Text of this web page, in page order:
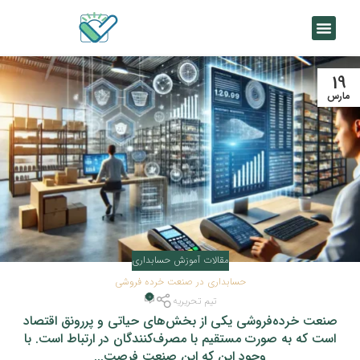
19
مارس
مقالات آموزش حسابداری
حسابداری در صنعت خرده‌ فروشی
تیم تحریریه
0
صنعت خرده‌فروشی یکی از بخش‌های حیاتی و پررونق اقتصاد
است که به صورت مستقیم با مصرف‌کنندگان در ارتباط است. با